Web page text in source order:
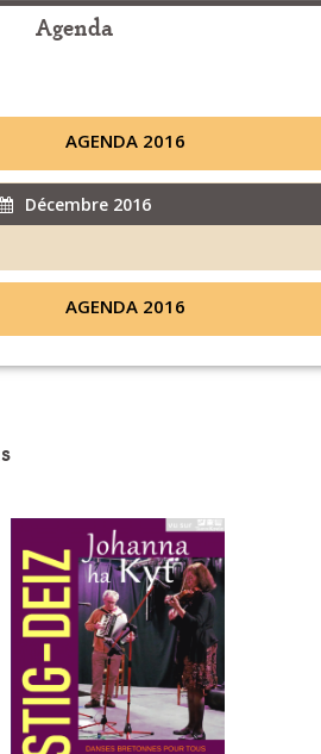
Agenda
AGENDA 2016
Décembre 2016
AGENDA 2016